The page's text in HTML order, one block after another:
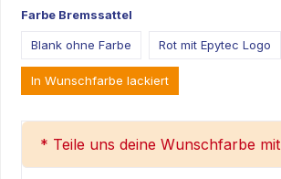
Farbe Bremssattel
Blank ohne Farbe Rot mit Epytec Logo
In Wunschfarbe lackiert
* Teile uns deine Wunschfarbe mit